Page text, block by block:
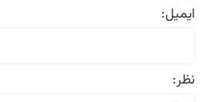
ایمیل:
نظر: